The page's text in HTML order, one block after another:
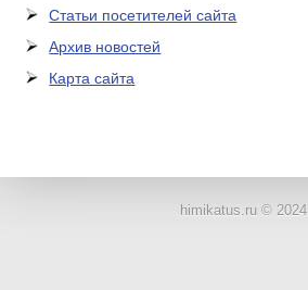
Статьи посетителей сайта
Архив новостей
Карта сайта
himikatus.ru © 2024